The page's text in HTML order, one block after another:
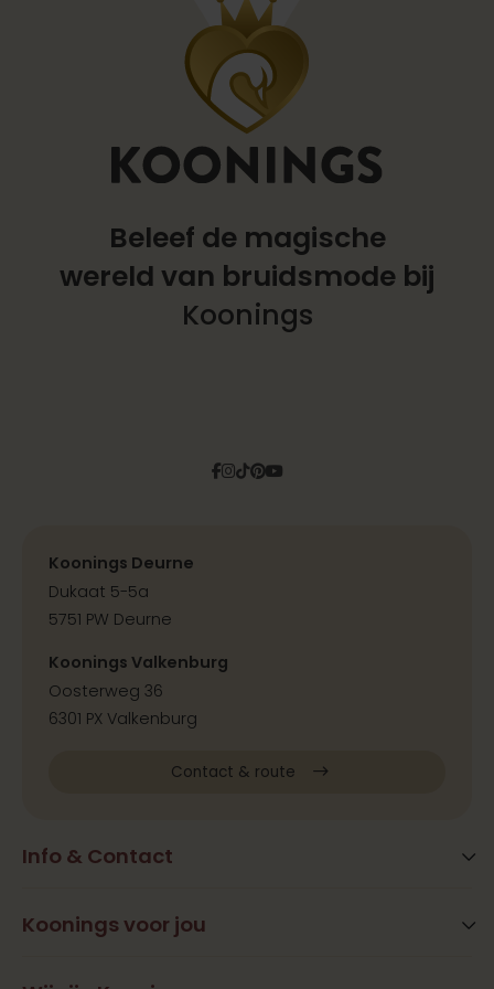
Beleef de magische
wereld van bruidsmode bij
Koonings
Facebook
Instagram
Tiktok
Pinterest
YouTube
Info & Contact
FAQ
Koonings voor jou
Koonings Deurne
Dukaat 5-5a
5751 PW Deurne
Koonings Valkenburg
Oosterweg 36
6301 PX Valkenburg
Contact & route